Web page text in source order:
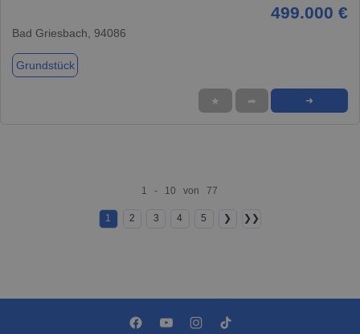
499.000 €
Bad Griesbach, 94086
Grundstück
★ ➦ ➜
1 - 10 von 77
1 2 3 4 5 ❯ ❯❯